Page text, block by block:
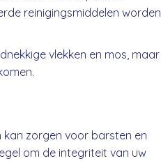
reinigingsmiddelen worden
vlekken en mos, maar
zorgen voor barsten en
om de integriteit van uw